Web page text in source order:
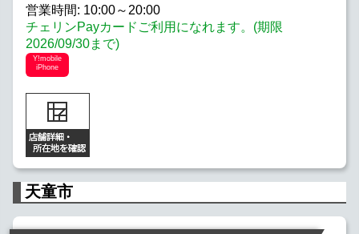
営業時間: 10:00～20:00
チェリンPayカードご利用になれます。(期限
2026/09/30まで)
Y!mobile
iPhone
天童市